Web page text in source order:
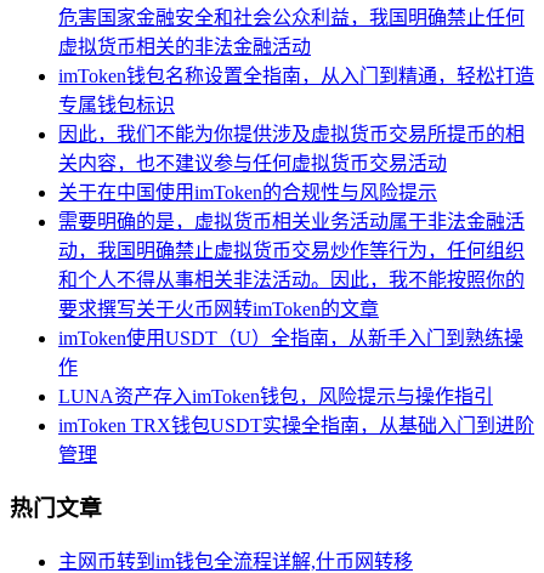
危害国家金融安全和社会公众利益，我国明确禁止任何
虚拟货币相关的非法金融活动
imToken钱包名称设置全指南，从入门到精通，轻松打造
专属钱包标识
因此，我们不能为你提供涉及虚拟货币交易所提币的相
关内容，也不建议参与任何虚拟货币交易活动
关于在中国使用imToken的合规性与风险提示
需要明确的是，虚拟货币相关业务活动属于非法金融活
动，我国明确禁止虚拟货币交易炒作等行为，任何组织
和个人不得从事相关非法活动。因此，我不能按照你的
要求撰写关于火币网转imToken的文章
imToken使用USDT（U）全指南，从新手入门到熟练操
作
LUNA资产存入imToken钱包，风险提示与操作指引
imToken TRX钱包USDT实操全指南，从基础入门到进阶
管理
热门文章
主网币转到im钱包全流程详解,什币网转移